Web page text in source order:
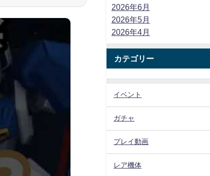
2026年6月
2026年5月
2026年4月
カテゴリー
イベント
ガチャ
プレイ動画
レア機体